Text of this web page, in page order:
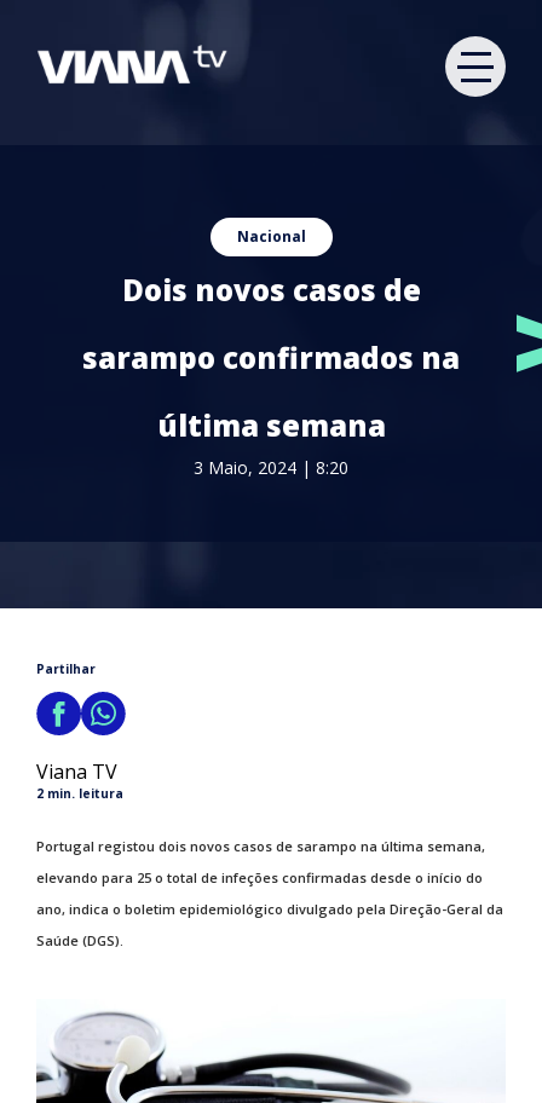
Nacional
Dois novos casos de
sarampo confirmados na
última semana
3 Maio, 2024 | 8:20
Partilhar
Viana TV
2 min. leitura
Portugal registou dois novos casos de sarampo na última semana,
elevando para 25 o total de infeções confirmadas desde o início do
ano, indica o boletim epidemiológico divulgado pela Direção-Geral da
Saúde (DGS).